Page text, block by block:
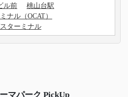
ル前
桃山台駅
ナル（OCAT）
ターミナル
マパーク PickUp